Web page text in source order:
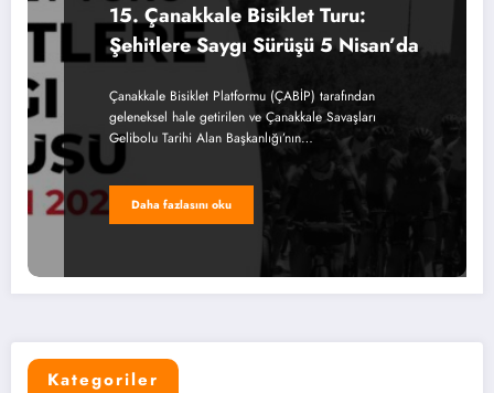
15. Çanakkale Bisiklet Turu:
Şehitlere Saygı Sürüşü 5 Nisan’da
Çanakkale Bisiklet Platformu (ÇABİP) tarafından
geleneksel hale getirilen ve Çanakkale Savaşları
Gelibolu Tarihi Alan Başkanlığı’nın…
Daha fazlasını oku
Kategoriler